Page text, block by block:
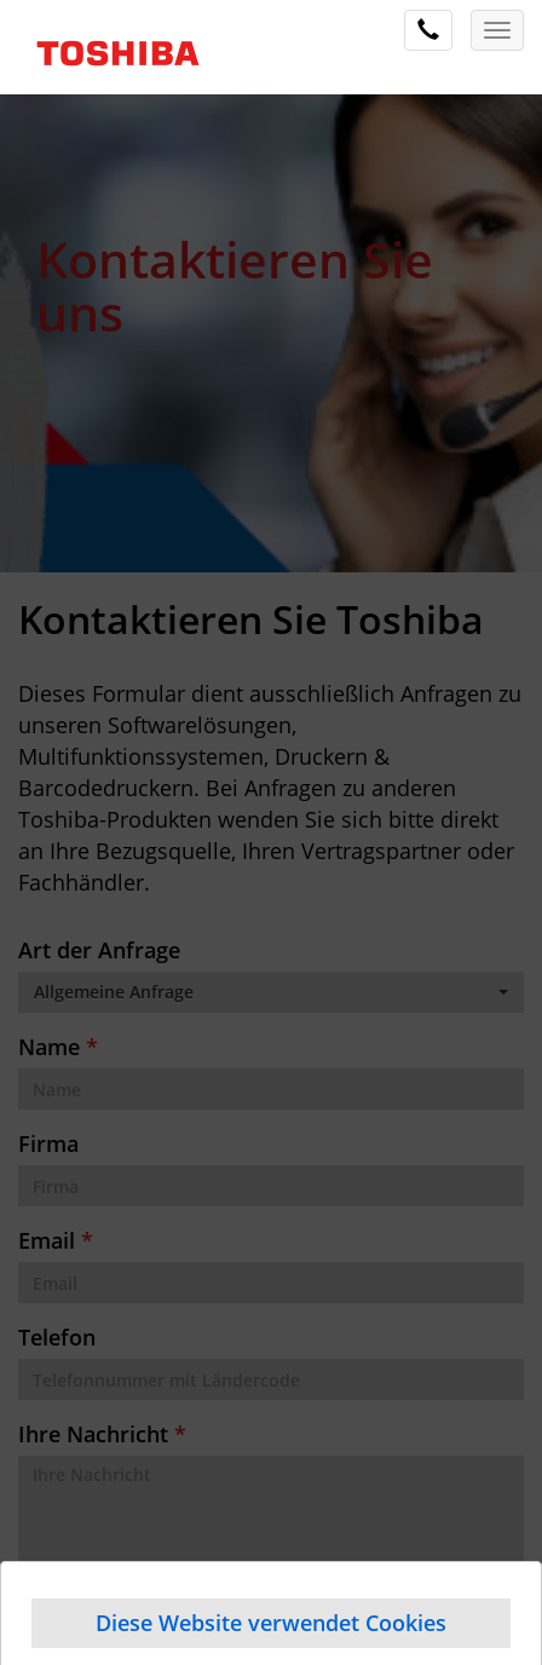
Kontaktieren Sie
uns
Kontaktieren Sie Toshiba
Dieses Formular dient ausschließlich Anfragen zu
unseren Softwarelösungen,
Multifunktionssystemen, Druckern &
Barcodedruckern. Bei Anfragen zu anderen
Toshiba-Produkten wenden Sie sich bitte direkt
an Ihre Bezugsquelle, Ihren Vertragspartner oder
Fachhändler.
Art der Anfrage
Allgemeine Anfrage
Name *
Firma
Email *
Telefon
Ihre Nachricht *
Ich habe die Datenschutzerklärung
zur Kenntnis
genommen und willige in die Speicherung und
Diese Website verwendet Cookies